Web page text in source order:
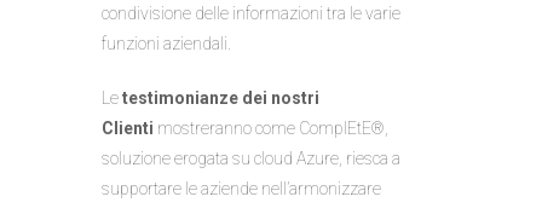
condivisione delle informazioni tra le varie
funzioni aziendali.
Letestimonianze dei nostri
Clienti mostreranno come ComplEtE®,
soluzione erogata su cloud Azure, riesca a
supportare le aziende nell’armonizzare